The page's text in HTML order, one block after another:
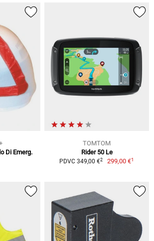
Di Emerg.
TOMTOM
Rider 50 Le
PDVC 349,00 €2 299,00 €1